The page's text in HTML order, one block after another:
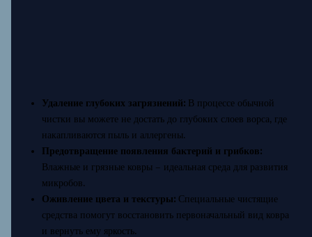
Удаление глубоких загрязнений:В процессе обычной
чистки вы можете не достать до глубоких слоев ворса, где
накапливаются пыль и аллергены.
Предотвращение появления бактерий и грибков:
Влажные и грязные ковры – идеальная среда для развития
микробов.
Оживление цвета и текстуры:Специальные чистящие
средства помогут восстановить первоначальный вид ковра
и вернуть ему яркость.